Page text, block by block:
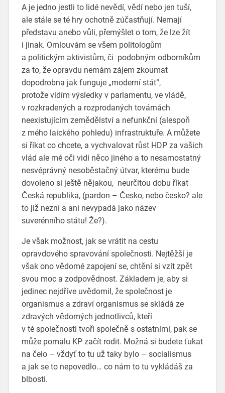
A je jedno jestli to lidé nevědí, vědí nebo jen tuší,
ale stále se té hry ochotně zúčastňují. Nemají
představu anebo vůli, přemýšlet o tom, že lze žít
i jinak. Omlouvám se všem politologům
a politickým aktivistům, či podobným odborníkům
za to, že opravdu nemám zájem zkoumat
dopodrobna jak funguje „moderní stát“,
protože vidím výsledky v parlamentu, ve vládě,
v rozkradených a rozprodaných továrnách
neexistujícím zemědělství a nefunkční (alespoň
z mého laického pohledu) infrastruktuře. A můžete
si říkat co chcete, a vychvalovat růst HDP za vašich
vlád ale mé oči vidí něco jiného a to nesamostatný
nesvéprávný nesoběstačný útvar, kterému bude
dovoleno si ještě nějakou, neurčitou dobu říkat
Česká republika, (pardon – Česko, nebo česko? ale
to již nezní a ani nevypadá jako název
suverénního státu! Že?).
Je však možnost, jak se vrátit na cestu
opravdového spravování společnosti. Nejtěžší je
však ono vědomé zapojení se, chtění si vzít zpět
svou moc a zodpovědnost. Základem je, aby si
jedinec nejdříve uvědomil, že společnost je
organismus a zdraví organismus se skládá ze
zdravých vědomých jednotlivců, kteří
v té společnosti tvoří společně s ostatními, pak se
může pomalu KP začít rodit. Možná si budete ťukat
na čelo – vždyť to tu už taky bylo – socialismus
a jak se to nepovedlo… co nám to tu vykládáš za
blbosti.